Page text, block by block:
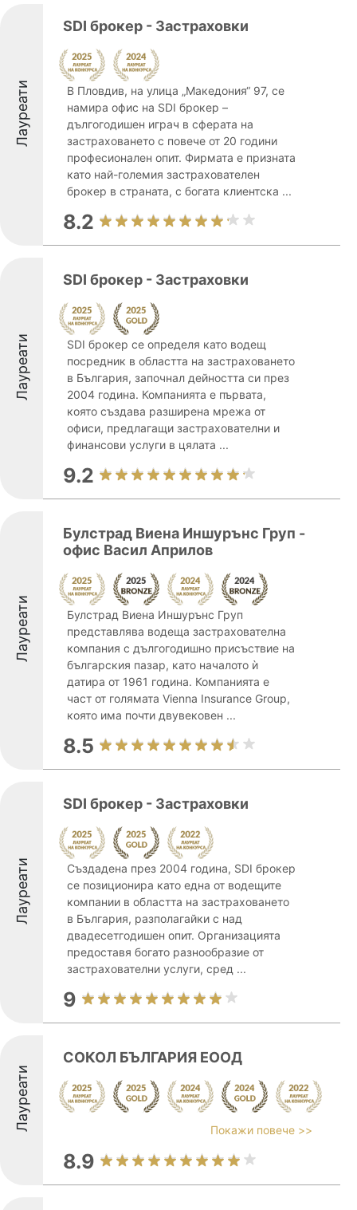
Лауреати
SDI брокер - Застраховки
В Пловдив, на улица „Македония“ 97, се
намира офис на SDI брокер –
дългогодишен играч в сферата на
застраховането с повече от 20 години
професионален опит. Фирмата е призната
като най-големия застрахователен
брокер в страната, с богата клиентска ...
8.2
Лауреати
SDI брокер - Застраховки
SDI брокер се определя като водещ
посредник в областта на застраховането
в България, започнал дейността си през
2004 година. Компанията е първата,
която създава разширена мрежа от
офиси, предлагащи застрахователни и
финансови услуги в цялата ...
9.2
Лауреати
Булстрад Виена Иншурънс Груп -
офис Васил Априлов
Булстрад Виена Иншурънс Груп
представлява водеща застрахователна
компания с дългогодишно присъствие на
българския пазар, като началото ѝ
датира от 1961 година. Компанията е
част от голямата Vienna Insurance Group,
която има почти двувековен ...
8.5
Лауреати
SDI брокер - Застраховки
Създадена през 2004 година, SDI брокер
се позиционира като една от водещите
компании в областта на застраховането
в България, разполагайки с над
двадесетгодишен опит. Организацията
предоставя богато разнообразие от
застрахователни услуги, сред ...
9
Лауреати
СОКОЛ БЪЛГАРИЯ ЕООД
Покажи повече >>
8.9